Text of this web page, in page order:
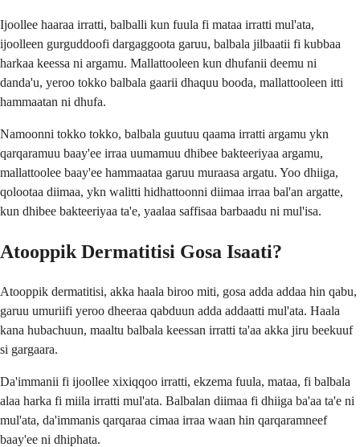
Ijoollee haaraa irratti, balballi kun fuula fi mataa irratti mul'ata,
ijoolleen gurguddoofi dargaggoota garuu, balbala jilbaatii fi kubbaa
harkaa keessa ni argamu. Mallattooleen kun dhufanii deemu ni
danda'u, yeroo tokko balbala gaarii dhaquu booda, mallattooleen itti
hammaatan ni dhufa.
Namoonni tokko tokko, balbala guutuu qaama irratti argamu ykn
qarqaramuu baay'ee irraa uumamuu dhibee bakteeriyaa argamu,
mallattoolee baay'ee hammaataa garuu muraasa argatu. Yoo dhiiga,
qolootaa diimaa, ykn walitti hidhattoonni diimaa irraa bal'an argatte,
kun dhibee bakteeriyaa ta'e, yaalaa saffisaa barbaadu ni mul'isa.
Atooppik Dermatitisi Gosa Isaati?
Atooppik dermatitisi, akka haala biroo miti, gosa adda addaa hin qabu,
garuu umuriifi yeroo dheeraa qabduun adda addaatti mul'ata. Haala
kana hubachuun, maaltu balbala keessan irratti ta'aa akka jiru beekuuf
si gargaara.
Da'immanii fi ijoollee xixiqqoo irratti, ekzema fuula, mataa, fi balbala
alaa harka fi miila irratti mul'ata. Balbalan diimaa fi dhiiga ba'aa ta'e ni
mul'ata, da'immanis qarqaraa cimaa irraa waan hin qarqaramneef
baay'ee ni dhiphata.